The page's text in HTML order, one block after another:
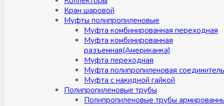
Кран шаровой
Муфты полипропиленовые
Муфта комбинированная переходная
Муфта комбинированная
разъемная(Американка)
Муфта переходная
Муфта полипропиленовая
Муфта с накидной гайкой
Полипропиленовые трубы
Полипропиленовые трубы